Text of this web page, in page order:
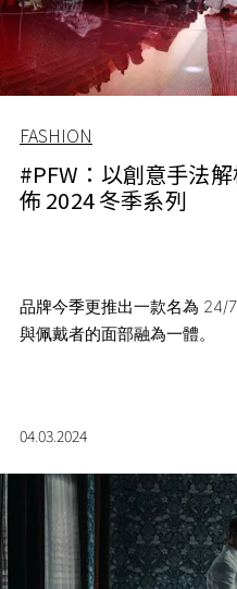
FASHION
#PFW：以創意手法
佈 2024 冬季系列
品牌今季更推出一款名為 24/
與佩戴者的面部融為一體。
04.03.2024